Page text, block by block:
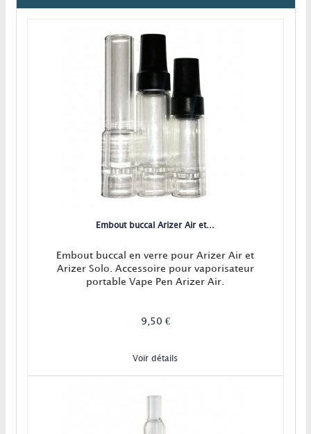
Embout buccal Arizer Air et...
Embout buccal en verre pour Arizer Air et
Arizer Solo. Accessoire pour vaporisateur
portable Vape Pen Arizer Air.
9,50 €
Voir détails